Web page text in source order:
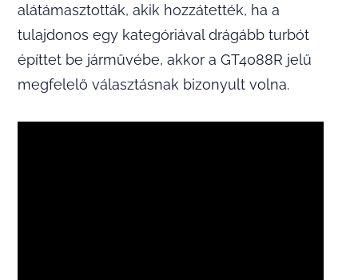
alátámasztották, akik hozzátették, ha a
tulajdonos egy kategóriával drágább turbót
építtet be járművébe, akkor a GT4088R jelű
megfelelő választásnak bizonyult volna.